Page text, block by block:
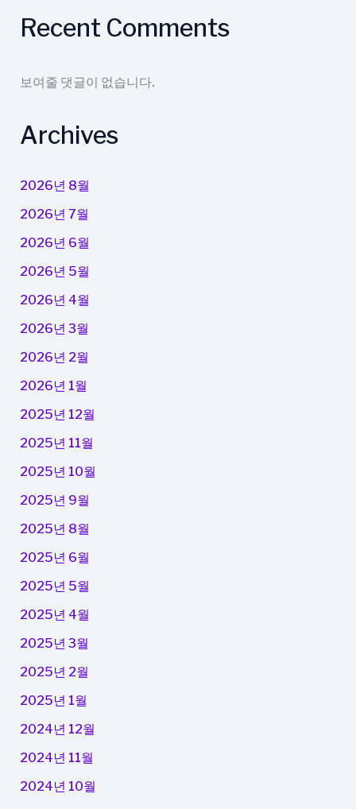
Recent Comments
보여줄 댓글이 없습니다.
Archives
2026년 8월
2026년 7월
2026년 6월
2026년 5월
2026년 4월
2026년 3월
2026년 2월
2026년 1월
2025년 12월
2025년 11월
2025년 10월
2025년 9월
2025년 8월
2025년 6월
2025년 5월
2025년 4월
2025년 3월
2025년 2월
2025년 1월
2024년 12월
2024년 11월
2024년 10월